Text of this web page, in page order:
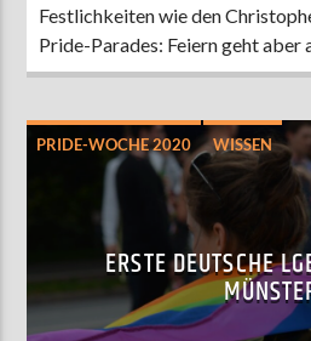
Festlichkeiten wie den
Pride-Parades: Feiern geht aber
PRIDE-WOCHE 2020 WISSEN
ERSTE DEUTSCHE